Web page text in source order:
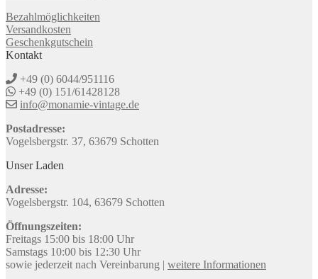
Bezahlmöglichkeiten
Versandkosten
Geschenkgutschein
Kontakt
+49 (0) 6044/951116
+49 (0) 151/61428128
info@monamie-vintage.de
Postadresse:
Vogelsbergstr. 37, 63679 Schotten
Unser Laden
Adresse:
Vogelsbergstr. 104, 63679 Schotten
Öffnungszeiten:
Freitags 15:00 bis 18:00 Uhr
Samstags 10:00 bis 12:30 Uhr
sowie jederzeit nach Vereinbarung | weitere Informationen